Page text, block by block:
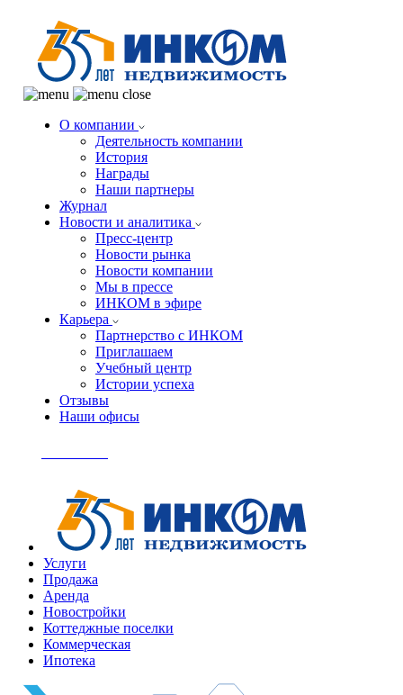
О компании
Деятельность компании
История
Награды
Наши партнеры
Журнал
Новости и аналитика
Пресс-центр
Новости рынка
Новости компании
Мы в прессе
ИНКОМ в эфире
Карьера
Партнерство с ИНКОМ
Приглашаем
Учебный центр
Истории успеха
Отзывы
Наши офисы
Услуги
Продажа
Аренда
Новостройки
Коттеджные поселки
Коммерческая
Ипотека